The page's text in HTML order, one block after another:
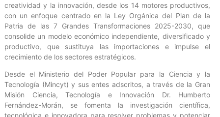
creatividad y la innovación, desde los 14 motores productivos,
con un enfoque centrado en la Ley Orgánica del Plan de la
Patria de las 7 Grandes Transformaciones 2025-2030, que
consolide un modelo económico independiente, diversificado y
productivo, que sustituya las importaciones e impulse el
crecimiento de los sectores estratégicos.
Desde el Ministerio del Poder Popular para la Ciencia y la
Tecnología (Mincyt) y sus entes adscritos, a través de la Gran
Misión Ciencia, Tecnología e Innovación Dr. Humberto
Fernández-Morán, se fomenta la investigación científica,